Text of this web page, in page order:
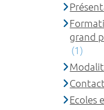
grand
(1)
Ecoles